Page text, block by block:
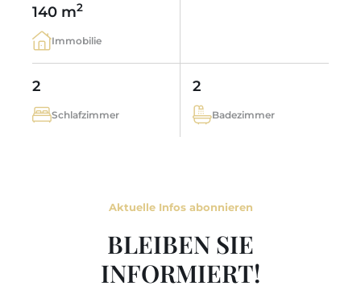
140 m2
Immobilie
2
Schlafzimmer
2
Badezimmer
Aktuelle Infos abonnieren
BLEIBEN SIE
INFORMIERT!